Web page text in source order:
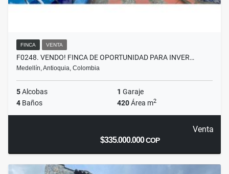
FINCA VENTA
F0248. VENDO! FINCA DE OPORTUNIDAD PARA INVER…
Medellín, Antioquia, Colombia
5Alcobas 1 Garaje
4 Baños 420Área m2
Venta
$335.000.000COP